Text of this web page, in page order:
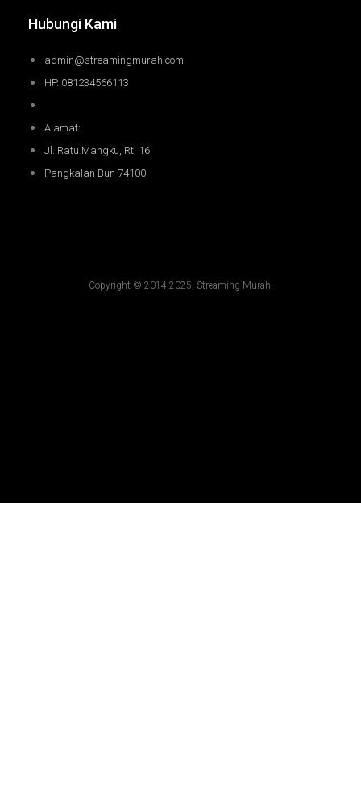
Hubungi Kami
admin@streamingmurah.com
HP. 081234566113
Alamat:
Jl. Ratu Mangku, Rt. 16
Pangkalan Bun 74100
Copyright © 2014-2025. Streaming Murah.